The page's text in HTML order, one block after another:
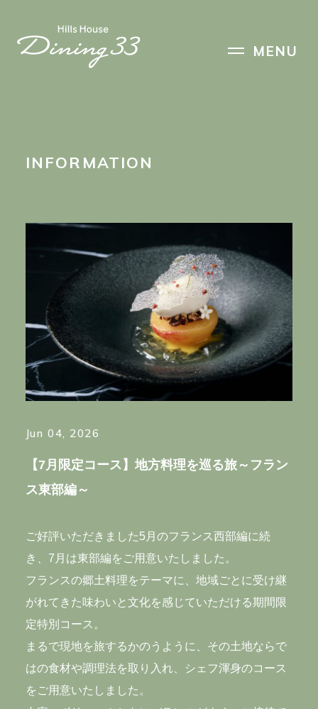
HOME
RESERVATION
INFORMATION
ACCESS
CONTACT
RECRUIT
33F Azabudai Hills Mori JP Tower, 1-3-1,
Azabudai, Minato-ku, Tokyo, 106-0041, Japan
Nearest station
・Kamiyacho Station: directly connected to
INFORMATION
Jun 04, 2026
【7月限定コース】地方料理を巡る旅～フラン
ス東部編～
ご好評いただきました5月のフランス西部編に続
き、7月は東部編をご用意いたしました。
フランスの郷土料理をテーマに、地域ごとに受け継
がれてきた味わいと文化を感じていただける期間限
定特別コース。
まるで現地を旅するかのうように、その土地ならで
はの食材や調理法を取り入れ、シェフ渾身のコース
をご用意いたしました。